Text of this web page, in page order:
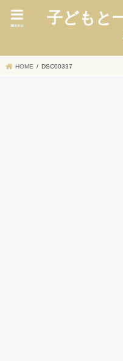
子どもと
menu
HOME DSC00337